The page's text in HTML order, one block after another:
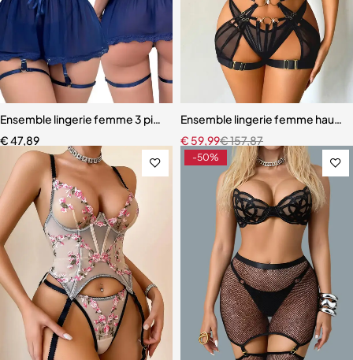
Ensemble lingerie femme 3 pièces – Soutien-gorge, culotte et
€47,89
Ensemble lingerie femme haut
€157,87
€ 59,99
-50%